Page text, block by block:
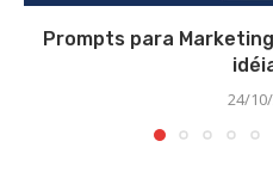
Prompts para
24/